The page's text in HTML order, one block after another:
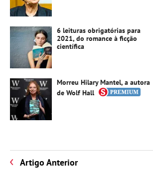
6 leituras obrigatórias para
2021, do romance à ficção
científica
Morreu Hilary Mantel, a autora
de Wolf Hall
Artigo Anterior